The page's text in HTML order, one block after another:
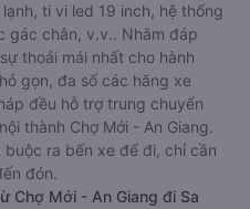
ti vi led 19 inch, hệ thống
gác chân, v.v.. Nhằm đáp
thoải mái nhất cho hành
gọn, đa số các hãng xe
đều hỗ trợ trung chuyển
thành Chợ Mới - An Giang.
ra bến xe để đi, chỉ cần
đón.
Chợ Mới - An Giang đi Sa